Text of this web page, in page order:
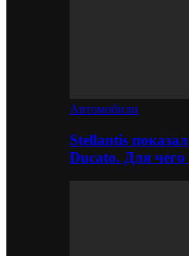
Автомобили
Stellantis
Ducato. Для